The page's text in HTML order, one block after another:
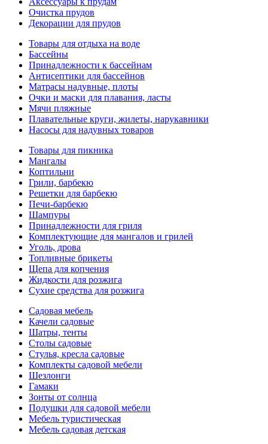
Очистка прудов
Декорации для прудов
Товары для отдыха на воде
Бассейны
Принадлежности к бассейнам
Антисептики для бассейнов
Матраcы надувные, плоты
Очки и маски для плавания, ласты
Мячи пляжные
Плавательные круги, жилеты, нарукавники
Насосы для надувных товаров
Товары для пикника
Мангалы
Коптильни
Грили, барбекю
Решетки для барбекю
Печи-барбекю
Шампуры
Принадлежности для гриля
Комплектующие для мангалов и грилей
Уголь, дрова
Топливные брикеты
Щепа для копчения
Жидкости для розжига
Сухие средства для розжига
Садовая мебель
Качели садовые
Шатры, тенты
Столы садовые
Стулья, кресла садовые
Комплекты садовой мебели
Шезлонги
Гамаки
Зонты от солнца
Подушки для садовой мебели
Мебель туристическая
Мебель садовая детская